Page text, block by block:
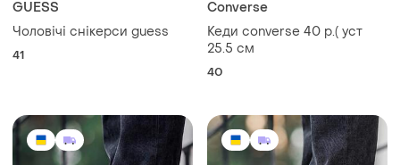
GUESS
Чоловічі снікерси guess
41
Converse
Кеди converse 40 р.( уст
25.5 см
40